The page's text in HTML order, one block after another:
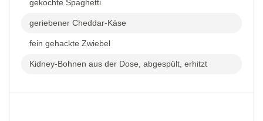
gekochte Spaghetti
geriebener Cheddar-Käse
fein gehackte Zwiebel
Kidney-Bohnen aus der Dose, abgespült, erhitzt